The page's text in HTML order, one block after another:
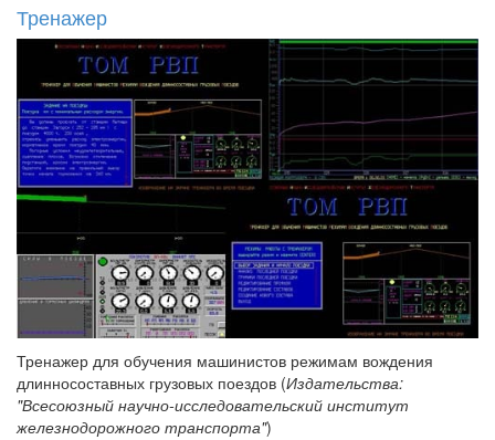
Тренажер
Тренажер для обучения машинистов режимам вождения
длинносоставных грузовых поездов (Издательства:
"Всесоюзный научно-исследовательский институт
железнодорожного транспорта")